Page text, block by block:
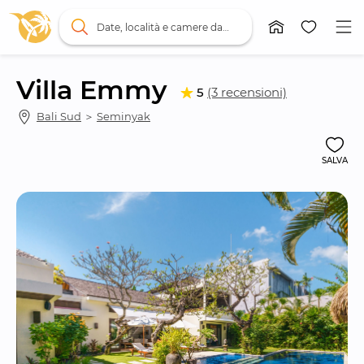
Villa Emmy 5 (3 recensioni)
Bali Sud ＞ Seminyak
SALVA